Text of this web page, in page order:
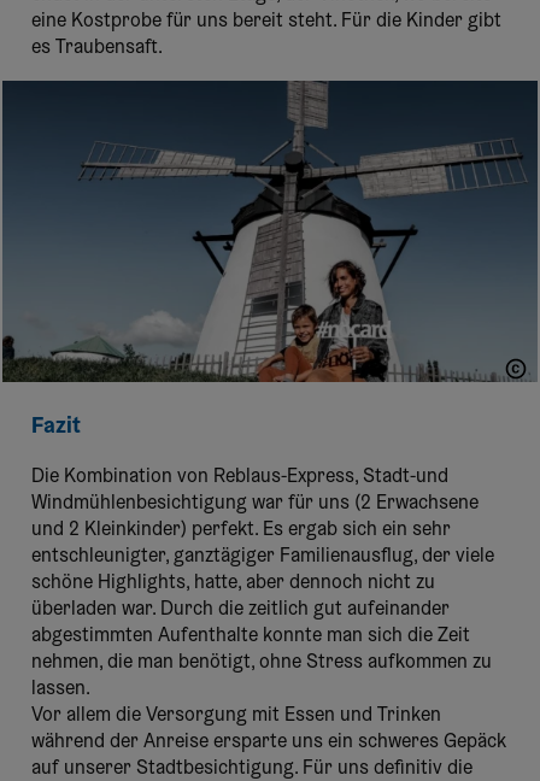
eine Kostprobe für uns bereit steht. Für die Kinder gibt
es Traubensaft.
Fazit
Die Kombination von Reblaus-Express, Stadt-und
Windmühlenbesichtigung war für uns (2 Erwachsene
und 2 Kleinkinder) perfekt. Es ergab sich ein sehr
entschleunigter, ganztägiger Familienausflug, der viele
schöne Highlights, hatte, aber dennoch nicht zu
überladen war. Durch die zeitlich gut aufeinander
abgestimmten Aufenthalte konnte man sich die Zeit
nehmen, die man benötigt, ohne Stress aufkommen zu
lassen.
Vor allem die Versorgung mit Essen und Trinken
während der Anreise ersparte uns ein schweres Gepäck
auf unserer Stadtbesichtigung. Für uns definitiv die